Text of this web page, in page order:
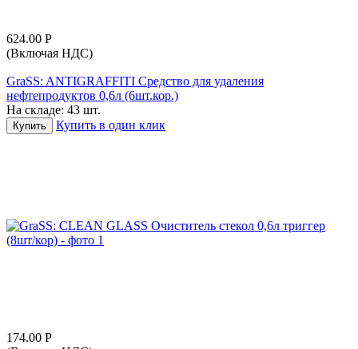
624.00 Р
(Включая НДС)
GraSS: ANTIGRAFFITI Средство для удаления
нефтепродуктов 0,6л (6шт.кор.)
На складе: 43 шт.
Купить Купить в один клик
174.00 Р